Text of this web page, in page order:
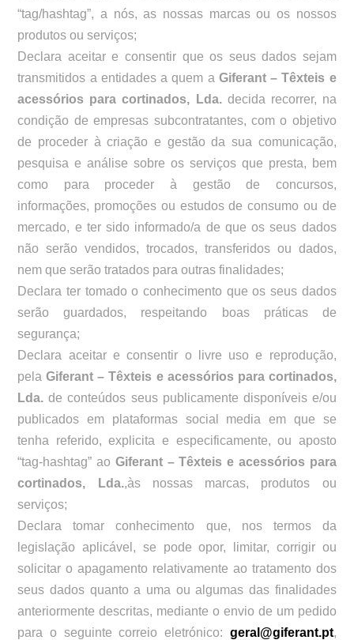
“tag/hashtag”, a nós, as nossas marcas ou os nossos
produtos ou serviços;
Declara aceitar e consentir que os seus dados sejam
transmitidos a entidades a quem a Giferant – Têxteis e
acessórios para cortinados, Lda. decida recorrer, na
condição de empresas subcontratantes, com o objetivo
de proceder à criação e gestão da sua comunicação,
pesquisa e análise sobre os serviços que presta, bem
como para proceder à gestão de concursos,
informações, promoções ou estudos de consumo ou de
mercado, e ter sido informado/a de que os seus dados
não serão vendidos, trocados, transferidos ou dados,
nem que serão tratados para outras finalidades;
Declara ter tomado o conhecimento que os seus dados
serão guardados, respeitando boas práticas de
segurança;
Declara aceitar e consentir o livre uso e reprodução,
pelaGiferant – Têxteis e acessórios para cortinados,
Lda. de conteúdos seus publicamente disponíveis e/ou
publicados em plataformas social media em que se
tenha referido, explicita e especificamente, ou aposto
“tag-hashtag” ao Giferant – Têxteis e acessórios para
cortinados, Lda.,às nossas marcas, produtos ou
serviços;
Declara tomar conhecimento que, nos termos da
legislação aplicável, se pode opor, limitar, corrigir ou
solicitar o apagamento relativamente ao tratamento dos
seus dados quanto a uma ou algumas das finalidades
anteriormente descritas, mediante o envio de um pedido
para o seguinte correio eletrónico: geral@giferant.pt,